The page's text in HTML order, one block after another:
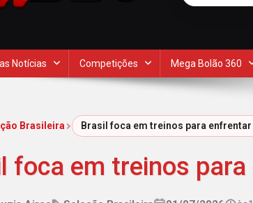
Notícias Competições Mega Bolão 360
Brasileira Brasil foca em treinos para
foca em treinos